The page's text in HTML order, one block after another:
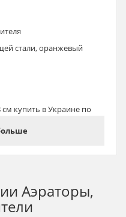
стали, оранжевый
купить в Украине по
линии
Аэраторы,